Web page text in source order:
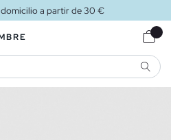
a partir de 30 €